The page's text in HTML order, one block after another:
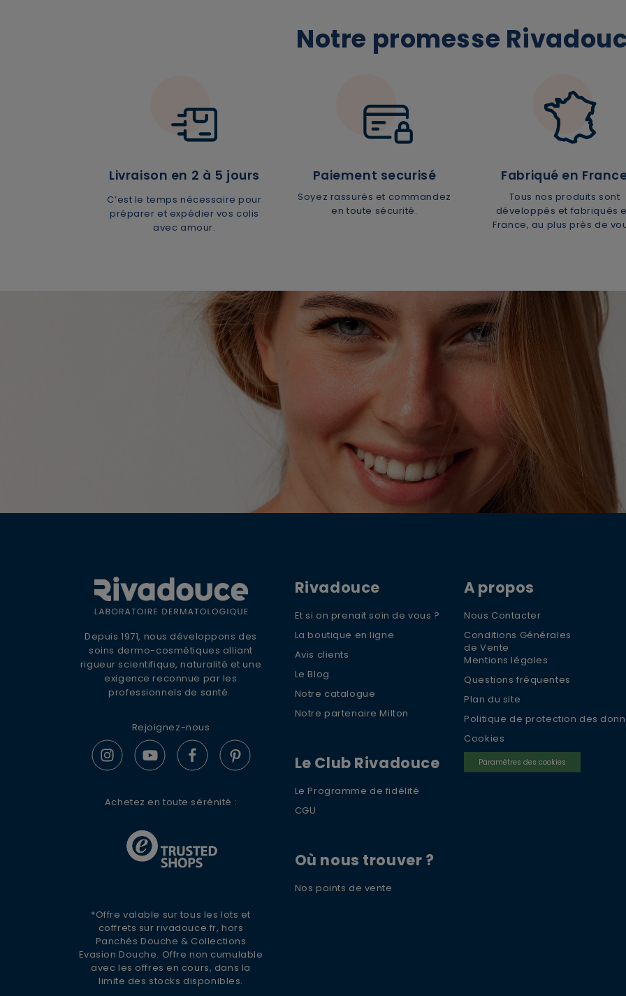
Voulez-vous vraiment supprimer le produit suivant du
Notre promesse
Livraison en 2 à 5 jours
C’est le temps nécessaire pour
préparer et expédier vos colis
avec amour.
Paiement securisé
Soyez rassurés et commandez
en toute sécurité.
Fabriqué en
Tous nos produits sont
développés et fabriqués
France, au plus près de
Depuis 1971, nous développons des
soins dermo-cosmétiques alliant
rigueur scientifique, naturalité et une
exigence reconnue par les
professionnels de santé.
Rejoignez-nous
Achetez en toute sérénité :
*Offre valable sur tous les lots et
coffrets sur rivadouce.fr, hors
Panchés Douche & Collections
Evasion Douche. Offre non cumulable
avec les offres en cours, dans la
limite des stocks disponibles.
Rivadouce
Et si on prenait soin de vous ?
La boutique en ligne
Avis clients
Le Blog
Notre catalogue
Notre partenaire Milton
Le Club Rivadouce
Le Programme de fidélité
CGU
Où nous trouver ?
Nos points de vente
A propos
Nous Contacter
Conditions Générales
de Vente
Mentions légales
Questions fréquentes
Plan du site
Politique de protection des
Cookies
Paramètres des cookies
JE M’INSCRIS
En renseignant votre adresse e-mail, vous
acceptez de recevoir des communications par
e-mail de la part de Rivadouce et Milton, son
partenaire Hygiène Maison.